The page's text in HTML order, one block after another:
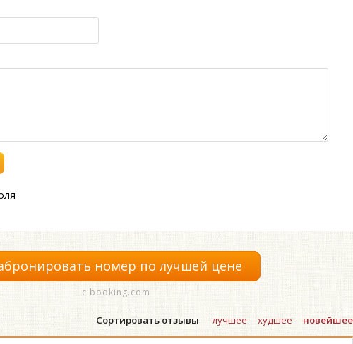
номер по лучшей цене
с booking.com
Сортировать отзывы лучшее худшее новейшее